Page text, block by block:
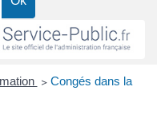
> Congés dans la